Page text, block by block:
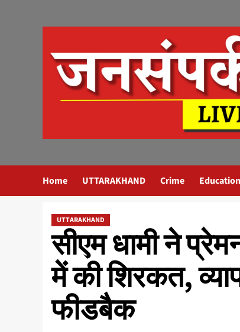
Home UTTARAKHAND Crime Education
UTTARAKHAND
सीएम धामी ने
में की शिरकत,
फीडबैक